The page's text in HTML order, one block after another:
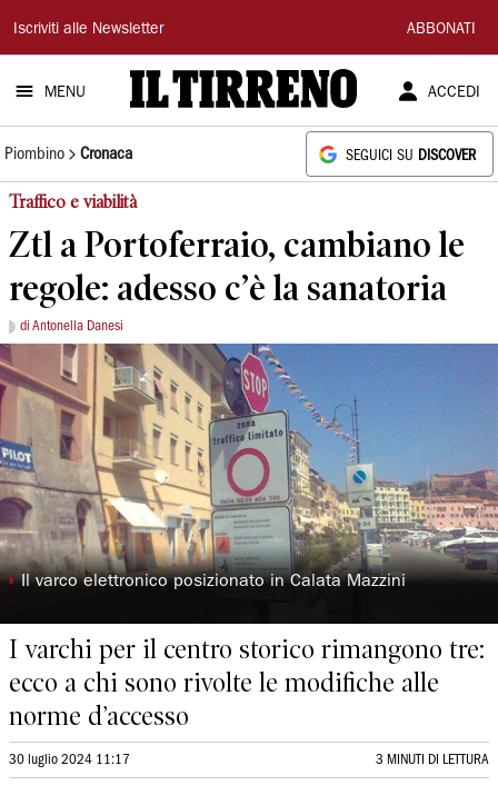
Il
Tirreno
Iscriviti alle Newsletter ABBONATI
MENU ACCEDI
Piombino Cronaca SEGUICI SU DISCOVER
Traffico e viabilità
Ztl a Portoferraio, cambiano le
regole: adesso c’è la sanatoria
di Antonella Danesi
◗Il varco elettronico posizionato in Calata Mazzini
I varchi per il centro storico rimangono tre:
ecco a chi sono rivolte le modifiche alle
norme d’accesso
30 luglio 2024 11:17 3 MINUTI DI LETTURA